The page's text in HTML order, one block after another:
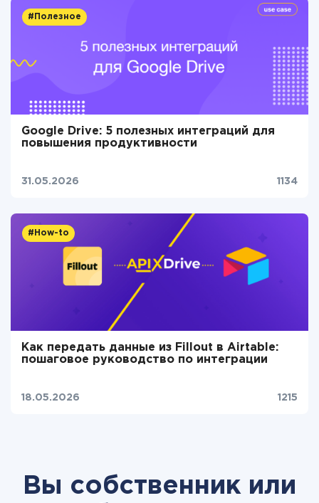
#Полезное
Google Drive: 5 полезных интеграций для
повышения продуктивности
31.05.2026 1134
#How-to
Как передать данные из Fillout в Airtable:
пошаговое руководство по интеграции
18.05.2026 1215
Вы собственник или